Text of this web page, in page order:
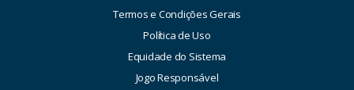
Termos e Condições Gerais
Política de Uso
Equidade do Sistema
Jogo Responsável